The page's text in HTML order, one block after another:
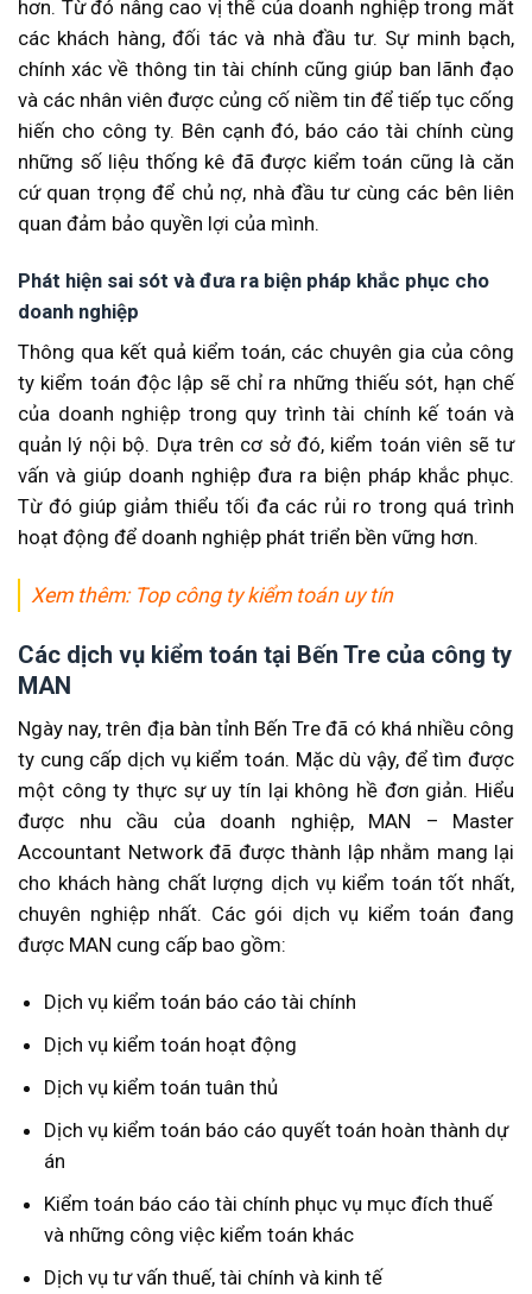
hơn. Từ đó nâng cao vị thế của doanh nghiệp trong mắt
các khách hàng, đối tác và nhà đầu tư. Sự minh bạch,
chính xác về thông tin tài chính cũng giúp ban lãnh đạo
và các nhân viên được củng cố niềm tin để tiếp tục cống
hiến cho công ty. Bên cạnh đó, báo cáo tài chính cùng
những số liệu thống kê đã được kiểm toán cũng là căn
cứ quan trọng để chủ nợ, nhà đầu tư cùng các bên liên
quan đảm bảo quyền lợi của mình.
Phát hiện sai sót và đưa ra biện pháp khắc phục cho
doanh nghiệp
Thông qua kết quả kiểm toán, các chuyên gia của công
ty kiểm toán độc lập sẽ chỉ ra những thiếu sót, hạn chế
của doanh nghiệp trong quy trình tài chính kế toán và
quản lý nội bộ. Dựa trên cơ sở đó, kiểm toán viên sẽ tư
vấn và giúp doanh nghiệp đưa ra biện pháp khắc phục.
Từ đó giúp giảm thiểu tối đa các rủi ro trong quá trình
hoạt động để doanh nghiệp phát triển bền vững hơn.
Xem thêm: Top công ty kiểm toán uy tín
Các dịch vụ kiểm toán tại Bến Tre của công ty
MAN
Ngày nay, trên địa bàn tỉnh Bến Tre đã có khá nhiều công
ty cung cấp dịch vụ kiểm toán. Mặc dù vậy, để tìm được
một công ty thực sự uy tín lại không hề đơn giản. Hiểu
được nhu cầu của doanh nghiệp, MAN – Master
Accountant Network đã được thành lập nhằm mang lại
cho khách hàng chất lượng dịch vụ kiểm toán tốt nhất,
chuyên nghiệp nhất. Các gói dịch vụ kiểm toán đang
được MAN cung cấp bao gồm:
Dịch vụ kiểm toán báo cáo tài chính
Dịch vụ kiểm toán hoạt động
Dịch vụ kiểm toán tuân thủ
Dịch vụ kiểm toán báo cáo quyết toán hoàn thành dự
án
Kiểm toán báo cáo tài chính phục vụ mục đích thuế
và những công việc kiểm toán khác
Dịch vụ tư vấn thuế, tài chính và kinh tế